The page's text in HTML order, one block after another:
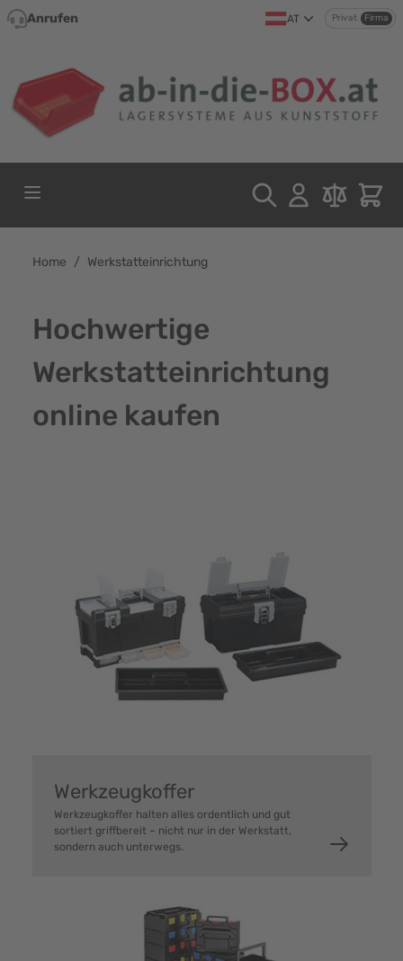
Direkt zum Inhalt
Anrufen AT Privat Firma
Home / Werkstatteinrichtung
Hochwertige
Werkstatteinrichtung
online kaufen
Werkzeugkoffer
Werkzeugkoffer halten alles ordentlich und gut
sortiert griffbereit – nicht nur in der Werkstatt,
sondern auch unterwegs.